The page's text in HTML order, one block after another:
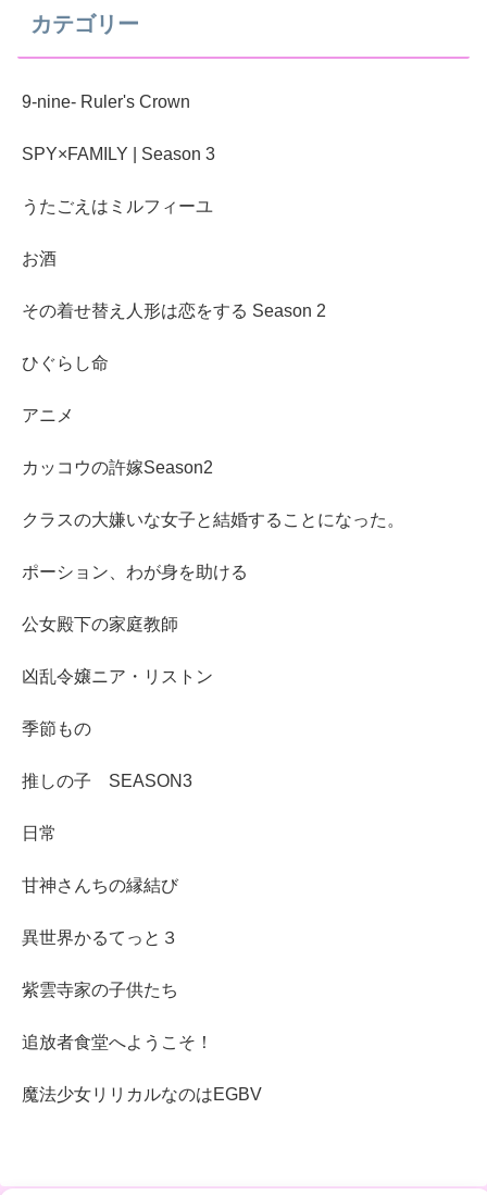
カテゴリー
9-nine- Ruler's Crown
SPY×FAMILY | Season 3
うたごえはミルフィーユ
お酒
その着せ替え人形は恋をする Season 2
ひぐらし命
アニメ
カッコウの許嫁Season2
クラスの大嫌いな女子と結婚することになった。
ポーション、わが身を助ける
公女殿下の家庭教師
凶乱令嬢ニア・リストン
季節もの
推しの子 SEASON3
日常
甘神さんちの縁結び
異世界かるてっと３
紫雲寺家の子供たち
追放者食堂へようこそ！
魔法少女リリカルなのはEGBV